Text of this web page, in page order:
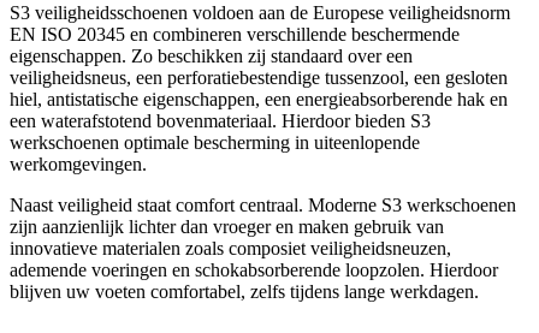
S3 veiligheidsschoenen voldoen aan de Europese veiligheidsnorm
EN ISO 20345 en combineren verschillende beschermende
eigenschappen. Zo beschikken zij standaard over een
veiligheidsneus, een perforatiebestendige tussenzool, een gesloten
hiel, antistatische eigenschappen, een energieabsorberende hak en
een waterafstotend bovenmateriaal. Hierdoor bieden S3
werkschoenen optimale bescherming in uiteenlopende
werkomgevingen.
Naast veiligheid staat comfort centraal. Moderne S3 werkschoenen
zijn aanzienlijk lichter dan vroeger en maken gebruik van
innovatieve materialen zoals composiet veiligheidsneuzen,
ademende voeringen en schokabsorberende loopzolen. Hierdoor
blijven uw voeten comfortabel, zelfs tijdens lange werkdagen.